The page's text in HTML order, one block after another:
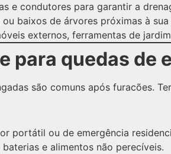
e condutores para garantir a
baixos de árvores próximas à sua
externos, ferramentas de
para quedas de
são comuns após furacões.
portátil ou de emergência
baterias e alimentos não perecíveis.